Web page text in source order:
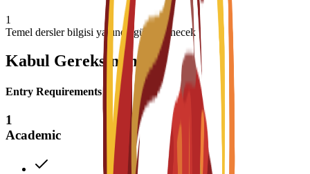
1
Temel dersler bilgisi yakında güncellenecek
Kabul Gereksinimleri
Entry Requirements
1
Academic